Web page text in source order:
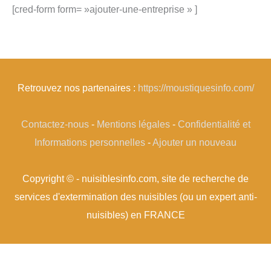
[cred-form form= »ajouter-une-entreprise » ]
Retrouvez nos partenaires : https://moustiquesinfo.com/
Contactez-nous- Mentions légales- Confidentialité et
Informations personnelles -Ajouter un nouveau
Copyright © - nuisiblesinfo.com, site de recherche de
services d'extermination des nuisibles (ou un expert anti-
nuisibles) en FRANCE